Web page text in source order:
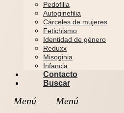
Pedofilia
Autoginefilia
Cárceles de mujeres
Fetichismo
Identidad de género
Reduxx
Misoginia
Infancia
Contacto
Buscar